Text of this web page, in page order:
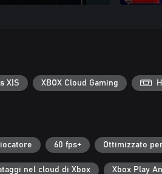
X|S XBOX Cloud Gaming
60 fps+ Ottimizzato
nel cloud di Xbox Xbox Play